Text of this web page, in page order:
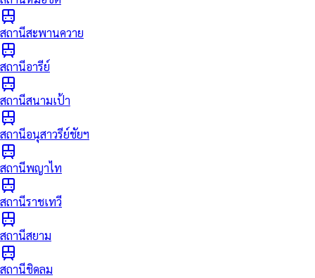
สถานีสะพานควาย
สถานีอารีย์
สถานีสนามเป้า
สถานีอนุสาวรีย์ชัยฯ
สถานีพญาไท
สถานีราชเทวี
สถานีสยาม
สถานีชิดลม